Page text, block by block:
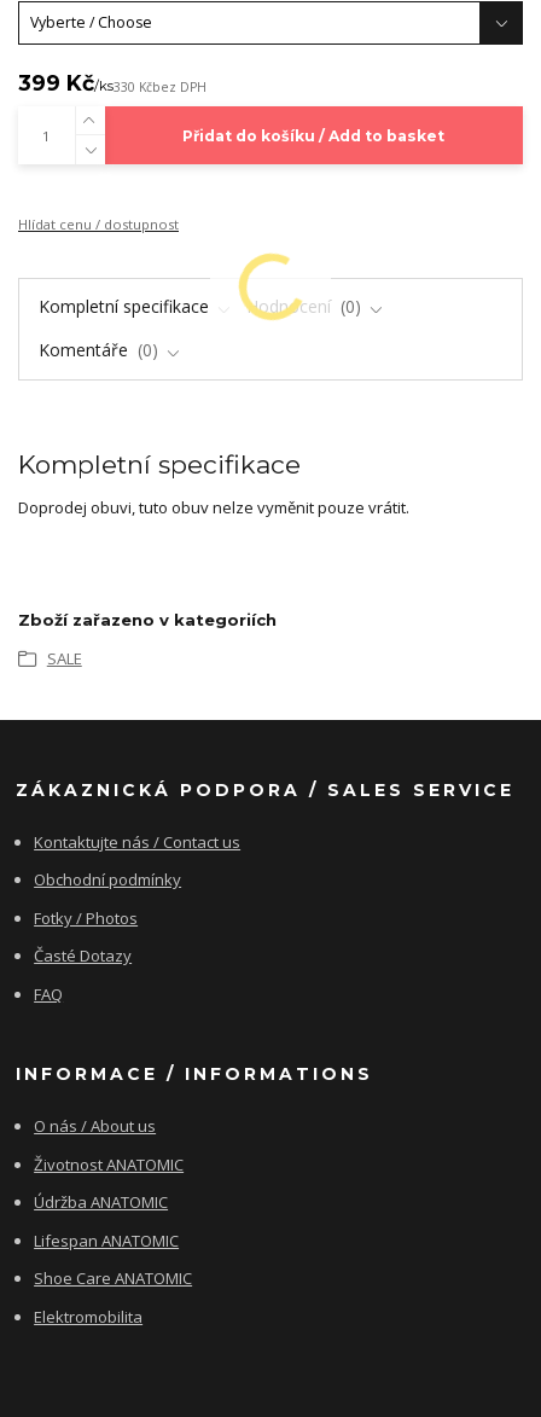
399 Kč/ks330 Kčbez DPH
Přidat do košíku / Add to basket
Hlídat cenu / dostupnost
Kompletní specifikace Hodnocení
0
Komentáře
0
Kompletní specifikace
Doprodej obuvi, tuto obuv nelze vyměnit pouze vrátit.
Zboží zařazeno v kategoriích
SALE
ZÁKAZNICKÁ PODPORA / SALES SERVICE
Kontaktujte nás / Contact us
Obchodní podmínky
Fotky / Photos
Časté Dotazy
FAQ
INFORMACE / INFORMATIONS
O nás / About us
Životnost ANATOMIC
Údržba ANATOMIC
Lifespan ANATOMIC
Shoe Care ANATOMIC
Elektromobilita